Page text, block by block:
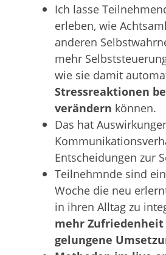
Ich lasse
erleben, wie
anderen
mehr
wie sie damit
Stressreaktionen
verändern können.
Das hat
Entscheidungen zur
Teilnehmnde sind
Woche die neu
in ihren Alltag zu
mehr Zufriedenheit
gelungene